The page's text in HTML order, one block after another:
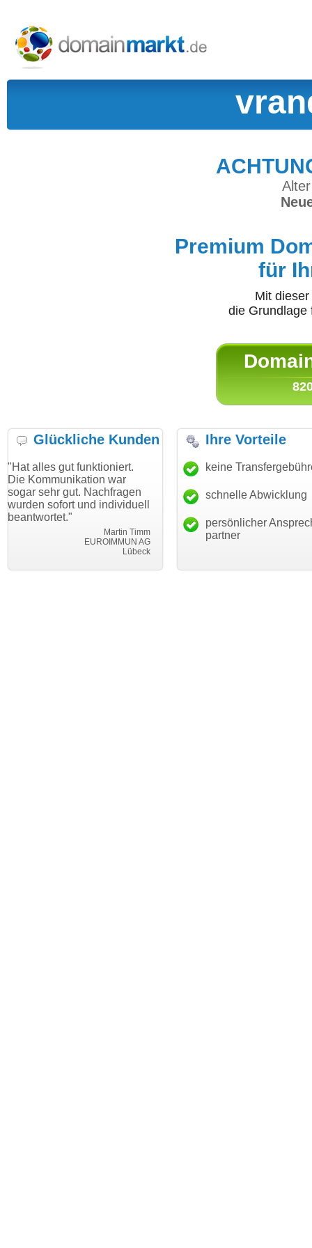
Premium
für
Mit
die
Glückliche Kunden
funktioniert.
war
Nachfragen
und individuell
"Danke für den schnellen
Transfer und guten Service!"
Thomas Schäfer
i can eckert communication GmbH
"Ich bin
haben.
mein
Ihre Vorteile
keine
schnelle Abwicklung
persönlicher
partner